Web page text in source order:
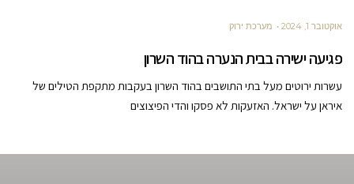
אוקטובר 1, 2024 מערכת ירוק
פגיעה ישירה בבית הנערה בהוד השרון
עשרות ירוטים מעל בתי התושבים בהוד השרון בעקבות מתקפת הטילים של
איראן על ישראל. האזעקות לא פסקו והדי הפיצוצים